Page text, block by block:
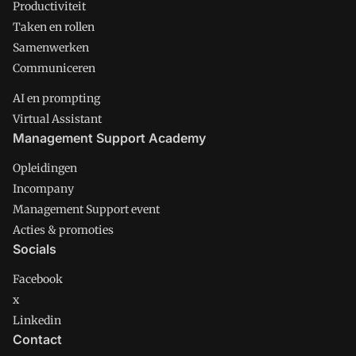
Productiviteit
Taken en rollen
Samenwerken
Communiceren
AI en prompting
Virtual Assistant
Management Support Academy
Opleidingen
Incompany
Management Support event
Acties & promoties
Socials
Facebook
x
Linkedin
Contact